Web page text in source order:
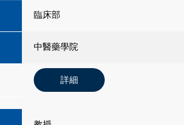
臨床部
中醫藥學院
詳細